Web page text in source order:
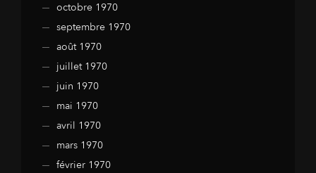
octobre 1970
septembre 1970
août 1970
juillet 1970
juin 1970
mai 1970
avril 1970
mars 1970
février 1970